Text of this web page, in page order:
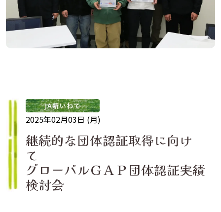
2025年02月03日 (月)
継続的な団体認証取得に向け
て
グローバルＧＡＰ団体認証実績
検討会